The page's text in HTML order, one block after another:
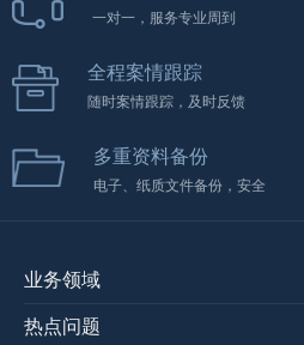
一对一，服务专业周到
全程案情跟踪
随时案情跟踪，及时反馈
多重资料备份
电子、纸质文件备份，安全
业务领域
热点问题